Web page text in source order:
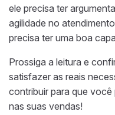
ele precisa ter
agilidade no
precisa ter uma boa
Prossiga a leitura e
satisfazer as reais
contribuir para que
nas suas vendas!